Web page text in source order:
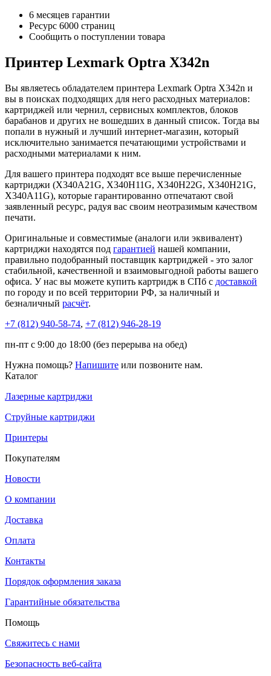
6 месяцев гарантии
Ресурс 6000 страниц
Сообщить о поступлении товара
Принтер Lexmark Optra X342n
Вы являетесь обладателем принтера Lexmark Optra X342n и
вы в поисках подходящих для него расходных материалов:
картриджей или чернил, сервисных комплектов, блоков
барабанов и других не вошедших в данный список. Тогда вы
попали в нужный и лучший интернет-магазин, который
исключительно занимается печатающими устройствами и
расходными материалами к ним.
Для вашего принтера подходят все выше перечисленные
картриджи (X340A21G, X340H11G, X340H22G, X340H21G,
X340A11G), которые гарантированно отпечатают свой
заявленный ресурс, радуя вас своим неотразимым качеством
печати.
Оригинальные и совместимые (аналоги или эквивалент)
картриджи находятся под гарантией нашей компании,
правильно подобранный поставщик картриджей - это залог
стабильной, качественной и взаимовыгодной работы вашего
офиса. У нас вы можете купить картридж в СПб с доставкой
по городу и по всей территории РФ, за наличный и
безналичный расчёт.
+7 (812) 940-58-74, +7 (812) 946-28-19
пн-пт с 9:00 до 18:00 (без перерыва на обед)
Нужна помощь? Напишите или позвоните нам.
Каталог
Лазерные картриджи
Струйные картриджи
Принтеры
Покупателям
Новости
О компании
Доставка
Оплата
Контакты
Порядок оформления заказа
Гарантийные обязательства
Помощь
Свяжитесь с нами
Безопасность веб-сайта